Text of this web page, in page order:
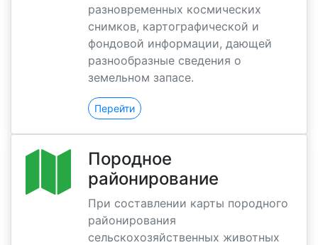
разновременных космических
снимков, картографической и
фондовой информации, дающей
разнообразные сведения о
земельном запасе.
Перейти
Породное
районирование
При составлении карты породного
районирования
сельскохозяйственных животных